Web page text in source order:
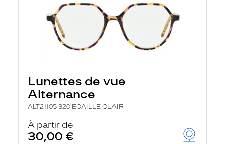
Lunettes de vue
Alternance
ALT21105 320 ECAILLE CLAIR
À partir de
30,00 €